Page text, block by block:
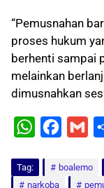
“Pemusnahan
proses hukum
berhenti sampai
melainkan
dimusnahkan
W
c
a
Tag: boalemo
narkoba